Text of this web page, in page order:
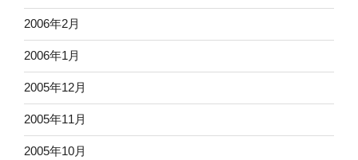
2006年2月
2006年1月
2005年12月
2005年11月
2005年10月